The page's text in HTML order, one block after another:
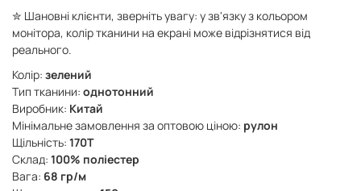
✮ Шановні клієнти, зверніть увагу: у зв'язку з кольором
монітора, колір тканини на екрані може відрізнятися від
реального.
Колір: зелений
Тип тканини: однотонний
Виробник: Китай
Мінімальне замовлення за оптовою ціною: рулон
Щільність: 170Т
Склад: 100% поліестер
Вага: 68 гр/м